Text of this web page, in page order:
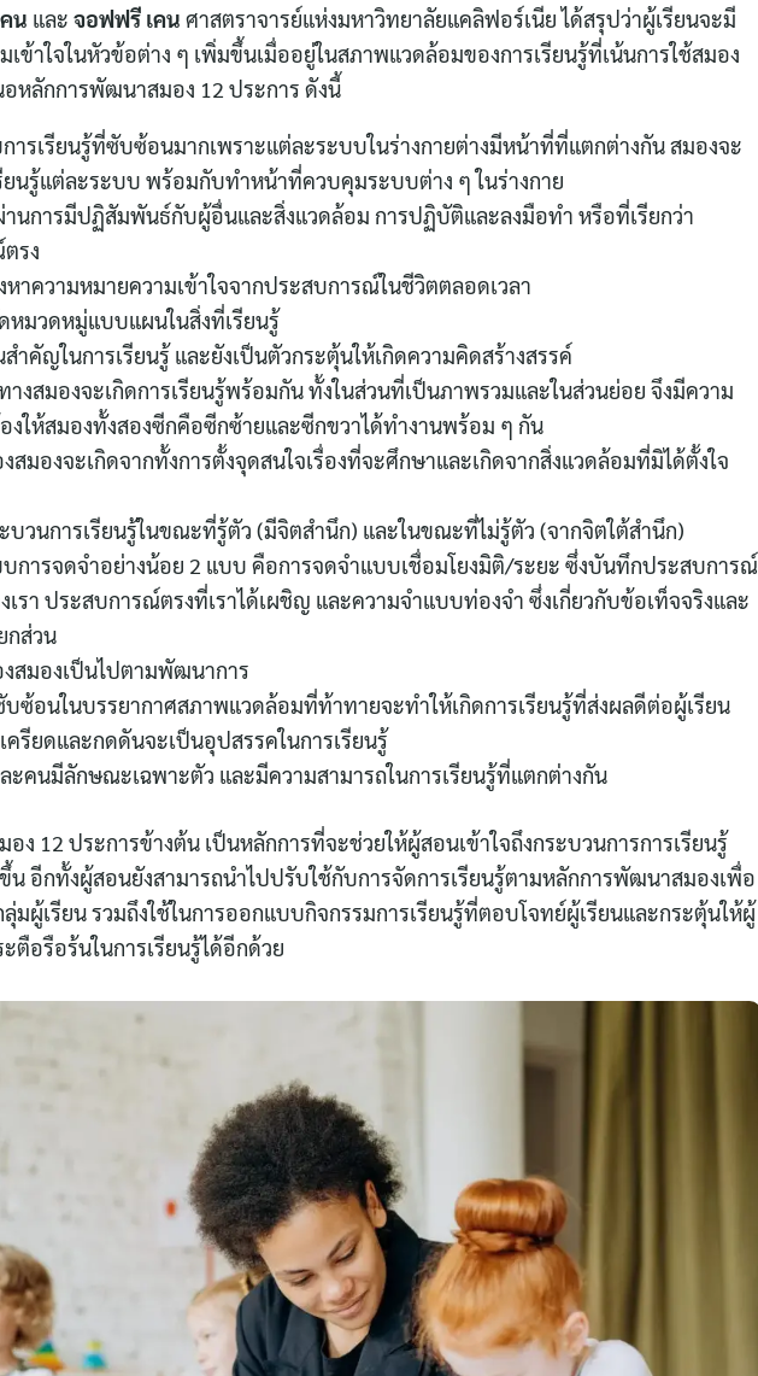
น และ จอฟฟรี เคน ศาสตราจารย์แห่งมหาวิทยาลัยแคลิฟอร์เนีย ได้สรุปว่าผู้เรียนจะมี
เข้าใจในหัวข้อต่าง ๆ เพิ่มขึ้นเมื่ออยู่ในสภาพแวดล้อมของการเรียนรู้ที่เน้นการใช้สมอง
อหลักการพัฒนาสมอง 12 ประการ ดังนี้
ารเรียนรู้ที่ซับซ้อนมากเพราะแต่ละระบบในร่างกายต่างมีหน้าที่ที่แตกต่างกัน สมองจะ
ยนรู้แต่ละระบบ พร้อมกับทำหน้าที่ควบคุมระบบต่าง ๆ ในร่างกาย
านการมีปฏิสัมพันธ์กับผู้อื่นและสิ่งแวดล้อม การปฏิบัติและลงมือทำ หรือที่เรียกว่า
รง
หาความหมายความเข้าใจจากประสบการณ์ในชีวิตตลอดเวลา
หมวดหมู่แบบแผนในสิ่งที่เรียนรู้
ำคัญในการเรียนรู้ และยังเป็นตัวกระตุ้นให้เกิดความคิดสร้างสรรค์
างสมองจะเกิดการเรียนรู้พร้อมกัน ทั้งในส่วนที่เป็นภาพรวมและในส่วนย่อย จึงมีความ
งให้สมองทั้งสองซีกคือซีกซ้ายและซีกขวาได้ทำงานพร้อม ๆ กัน
สมองจะเกิดจากทั้งการตั้งจุดสนใจเรื่องที่จะศึกษาและเกิดจากสิ่งแวดล้อมที่มิได้ตั้งใจ
บวนการเรียนรู้ในขณะที่รู้ตัว (มีจิตสำนึก) และในขณะที่ไม่รู้ตัว (จากจิตใต้สำนึก)
การจดจำอย่างน้อย 2 แบบ คือการจดจำแบบเชื่อมโยงมิติ/ระยะ ซึ่งบันทึกประสบการณ์
เรา ประสบการณ์ตรงที่เราได้เผชิญ และความจำแบบท่องจำ ซึ่งเกี่ยวกับข้อเท็จจริงและ
ส่วน
งสมองเป็นไปตามพัฒนาการ
บซ้อนในบรรยากาศสภาพแวดล้อมที่ท้าทายจะทำให้เกิดการเรียนรู้ที่ส่งผลดีต่อผู้เรียน
ครียดและกดดันจะเป็นอุปสรรคในการเรียนรู้
ะคนมีลักษณะเฉพาะตัว และมีความสามารถในการเรียนรู้ที่แตกต่างกัน
ง 12 ประการข้างต้น เป็นหลักการที่จะช่วยให้ผู้สอนเข้าใจถึงกระบวนการการเรียนรู้
น อีกทั้งผู้สอนยังสามารถนำไปปรับใช้กับการจัดการเรียนรู้ตามหลักการพัฒนาสมองเพื่อ
มผู้เรียน รวมถึงใช้ในการออกแบบกิจกรรมการเรียนรู้ที่ตอบโจทย์ผู้เรียนและกระตุ้นให้ผู้
ตือรือร้นในการเรียนรู้ได้อีกด้วย